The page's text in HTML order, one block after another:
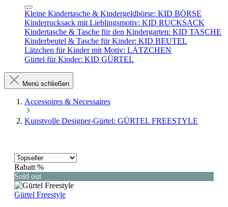
Kleine Kindertasche & Kindergeldbörse: KID BÖRSE
Kinderrucksack mit Lieblingsmotiv: KID RUCKSACK
Kindertasche & Tasche für den Kindergarten: KID TASCHE
Kinderbeutel & Tasche für Kinder: KID BEUTEL
Lätzchen für Kinder mit Motiv: LÄTZCHEN
Gürtel für Kinder: KID GÜRTEL
Menü schließen
Accessoires & Necessaires
Kunstvolle Designer-Gürtel: GÜRTEL FREESTYLE
Rabatt %
Sold out
Gürtel Freestyle